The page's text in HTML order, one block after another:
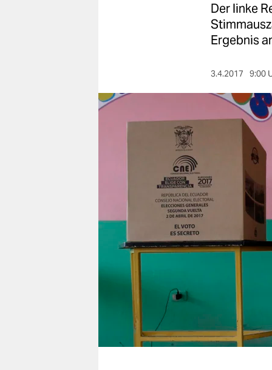
berlin
nord
veranstaltungen
shop
fragen & hilfe
unterstützen
genossenschaft
Der linke
Ergebnis
3.4.2017 9:00